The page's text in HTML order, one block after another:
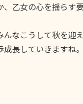
、乙女の心を揺らす
んなこうして秋を迎
成長していきますね